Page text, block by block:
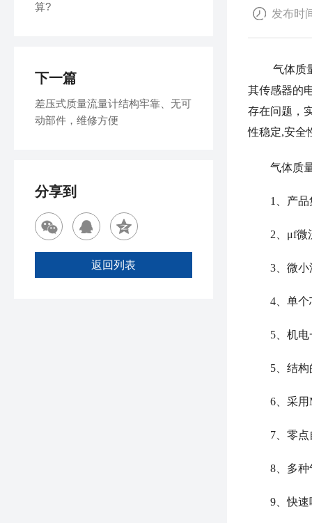
发布时
气体质
其传感器的
存在问题，
性稳定,安全
气体质
1、产品集
2、μf微流
3、微小流
4、单个芯
5、机电一
5、结构的
6、采用
7、零点
8、多种气
9、快速响
算?
下一篇
差压式质量流量计结构牢靠、无可
动部件，维修方便
分享到
返回列表